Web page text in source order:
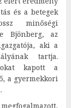
és a betegek
minőségi
Bjönberg, az
aki a
tartja.
kapott a
a gyermekkori